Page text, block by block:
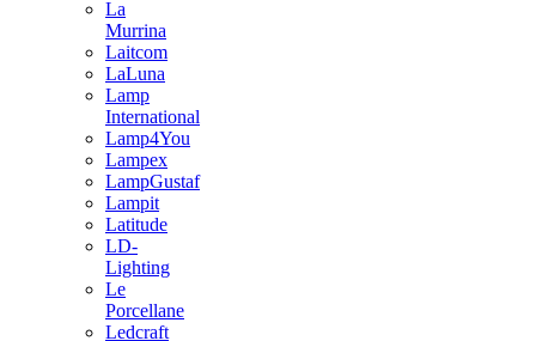
La
Murrina
Laitcom
LaLuna
Lamp
International
Lamp4You
Lampex
LampGustaf
Lampit
Latitude
LD-
Lighting
Le
Porcellane
Ledcraft